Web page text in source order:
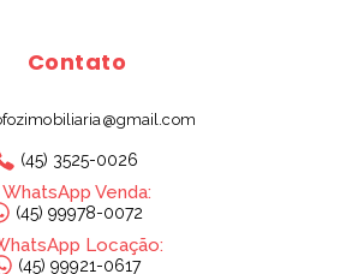
Contato
(45) 3525-0026
WhatsApp Venda:
(45) 99978-0072
Locação:
(45) 99921-0617